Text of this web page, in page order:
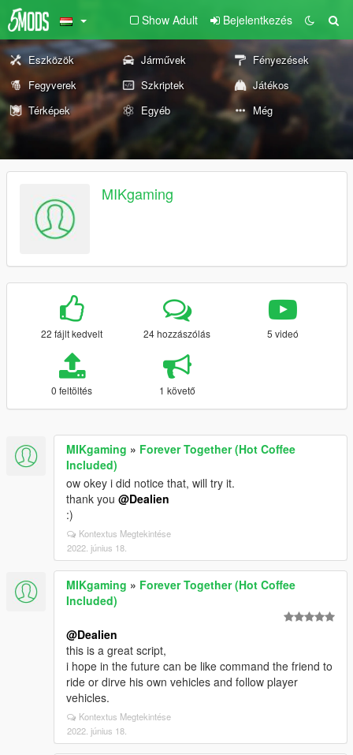
Show Adult Bejelentkezés
Eszközök Járművek
Fényezések
Fegyverek
Szkriptek
Játékos
Térképek
Egyéb Még
MIKgaming
22 fájlt kedvelt 24 hozzászólás 5 videó
0 feltöltés 1 követő
MIKgaming » Forever Together (Hot Coffee
Included)
ow okey i did notice that, will try it.
thank you @Dealien
:)
Kontextus Megtekintése
2022. június 18.
MIKgaming » Forever Together (Hot Coffee
Included)
@Dealien
this is a great script,
i hope in the future can be like command the friend to
ride or dirve his own vehicles and follow player
vehicles.
Kontextus Megtekintése
2022. június 18.